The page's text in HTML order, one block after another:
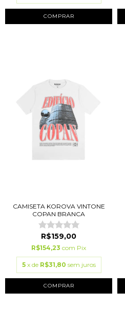
COMPRAR
CAMISETA KOROVA VINTONE
COPAN BRANCA
R$159,00
R$154,23 com Pix
5 x de R$31,80 sem juros
COMPRAR